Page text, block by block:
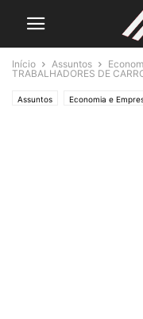
Início Assuntos
TRABALHADORES DE
Assuntos Economia e